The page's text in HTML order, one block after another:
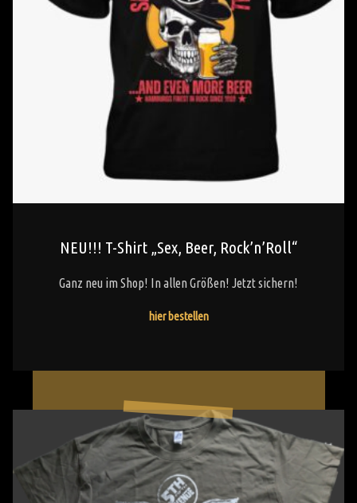
Rock’n’Roll“
NEU!!! T-Shirt „Sex, Beer, Rock’n’Roll“
Ganz neu im Shop! In allen Größen! Jetzt sichern!
hier bestellen"NEU!!!
„Sex,
Rock’n’Roll“"
T-
Shirt
„Heimathafen“